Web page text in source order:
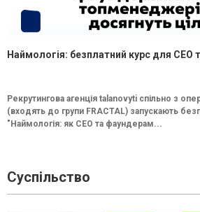
Наймологія: безплатний курс для CEO
Рекрутингова агенція talanovyti спільно з
(входять до групи FRACTAL) запускають
"Наймологія: як СEO та фаундерам...
Суспільство